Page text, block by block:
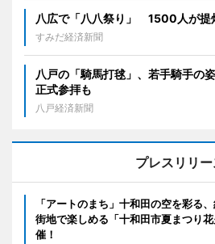
八広で「八八祭り」 1500人が提
すみだ経済新聞
八戸の「騎馬打毬」、若手騎手
正式参拝も
八戸経済新聞
プレスリリー
「アートのまち」十和田の空を彩る
街地で楽しめる「十和田市夏まつり
催！